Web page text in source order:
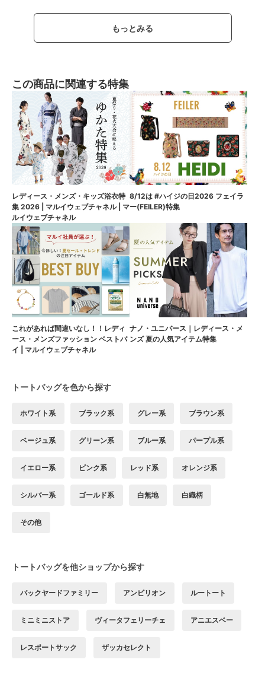
もっとみる
この商品に関連する特集
レディース・メンズ・キッズ浴衣特
集 2026 | マルイウェブチャネル | マ
ルイウェブチャネル
8/12は #ハイジの日2026 フェイラ
ー(FEILER)特集
これがあれば間違いなし！！レディ
ース・メンズファッション ベストバ
イ | マルイウェブチャネル
ナノ・ユニバース｜レディース・メ
ンズ 夏の人気アイテム特集
トートバッグを色から探す
ホワイト系 ブラック系 グレー系 ブラウン系
ベージュ系 グリーン系 ブルー系 パープル系
イエロー系 ピンク系 レッド系 オレンジ系
シルバー系 ゴールド系 白無地 白織柄
その他
トートバッグを他ショップから探す
バックヤードファミリー アンビリオン ルートート
ミニミニストア ヴィータフェリーチェ アニエスベー
レスポートサック ザッカセレクト